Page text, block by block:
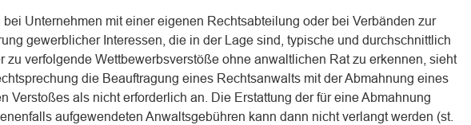
bei Unternehmen mit einer eigenen Rechtsabteilung oder bei Verbänden zur
gewerblicher Interessen, die in der Lage sind, typische und durchschnittlich
zu verfolgende Wettbewerbsverstöße ohne anwaltlichen Rat zu erkennen, sieht
die Beauftragung eines Rechtsanwalts mit der Abmahnung eines
Verstoßes als nicht erforderlich an. Die Erstattung der für eine Abmahnung
aufgewendeten Anwaltsgebühren kann dann nicht verlangt werden (st.